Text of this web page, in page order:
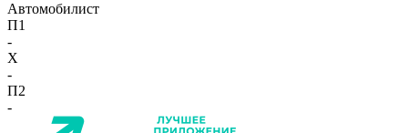
Автомобилист
П1
-
X
-
П2
-